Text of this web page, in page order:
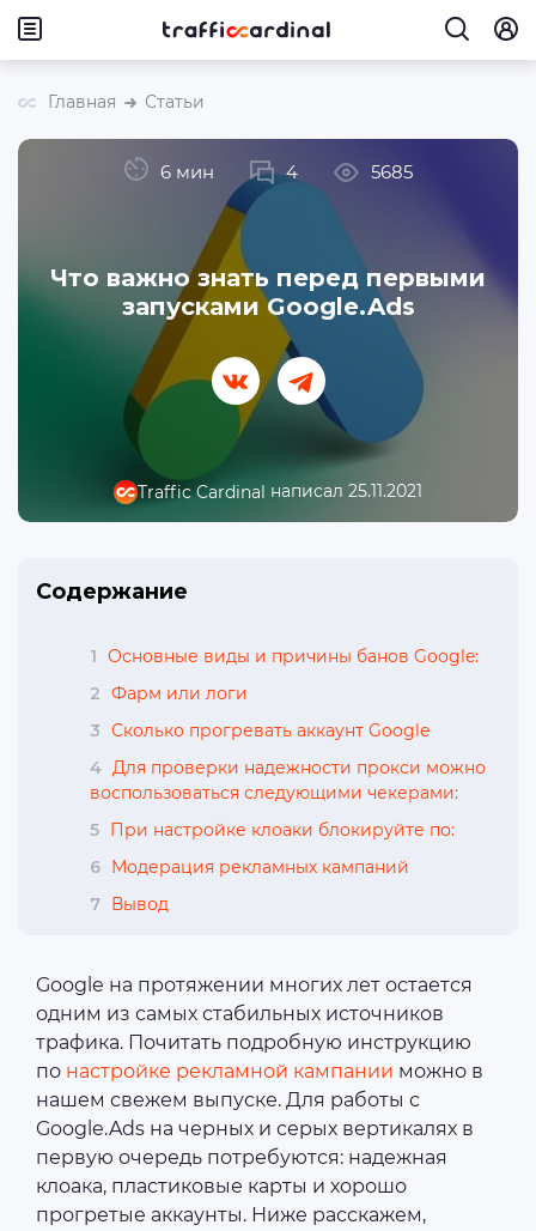
Главная Статьи
Traffic Cardinal написал 25.11.2021
Что важно знать перед первыми
запусками Google.Ads
6 мин 4 5685
Содержание
1 Основные виды и причины банов Google:
2 Фарм или логи
3 Сколько прогревать аккаунт Google
4 Для проверки надежности прокси можно
воспользоваться следующими чекерами:
5 При настройке клоаки блокируйте по:
6 Модерация рекламных кампаний
7 Вывод
Google на протяжении многих лет остается
одним из самых стабильных источников
трафика. Почитать подробную инструкцию
по настройке рекламной кампании можно в
нашем свежем выпуске. Для работы с
Google.Ads на черных и серых вертикалях в
первую очередь потребуются: надежная
клоака, пластиковые карты и хорошо
прогретые аккаунты. Ниже расскажем,